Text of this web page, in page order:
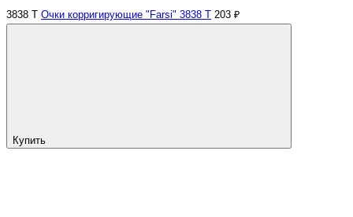
3838 Т Очки корригирующие "Farsi" 3838 Т 203 ₽
Купить